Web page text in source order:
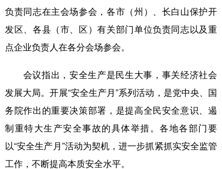
山东 河南 湖北 湖南
广东 广西 海南 重庆
四川 贵州
陕西 甘肃 青海 宁夏
新疆 内蒙古 黑龙江
多语种频道
English Español Français عربى
负责同志在主会场参会，各市（州）、长白山保护开
发区、各县（市、区）有关部门单位负责同志以及重
点企业负责人在各分会场参会。
会议指出，安全生产是民生大事，事关经济社会
发展大局。开展“安全生产月”系列活动，是党中央、国
务院作出的重要决策部署，是提高全民安全意识、遏
制重特大生产安全事故的具体举措。各地各部门要
以“安全生产月”活动为契机，进一步抓紧抓实安全监管
工作，不断提高本质安全水平。